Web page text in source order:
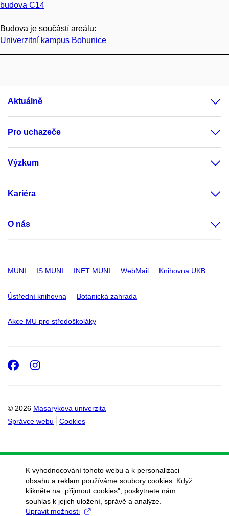
budova C14
Budova je součástí areálu:
Univerzitní kampus Bohunice
Aktuálně
Pro uchazeče
Výzkum
Kariéra
O nás
MUNI IS MUNI INET MUNI WebMail Knihovna UKB
Ústřední knihovna Botanická zahrada
Akce MU pro středoškoláky
© 2026 Masarykova univerzita
Správce webu
Cookies
Facebook
Instagram
K vyhodnocování tohoto webu a k personalizaci
obsahu a reklam používáme soubory cookies. Když
klikněte na „přijmout cookies", poskytnete nám
souhlas k jejich uložení, správě a analýze.
Upravit možnosti